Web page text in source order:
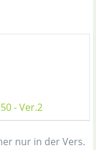
- Ver.2
nur in der Vers.